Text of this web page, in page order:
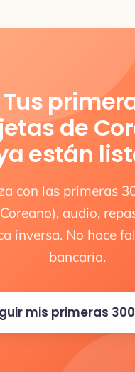
Tus
de
están
con las primeras
audio,
inversa. No hace
bancaria.
mis primeras